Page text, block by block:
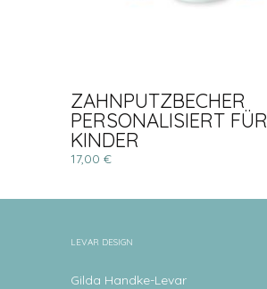
ZAHNPUTZBECHER
PERSONALISIERT FÜR
KINDER
17,00 €
LEVAR DESIGN
Gilda Handke-Levar